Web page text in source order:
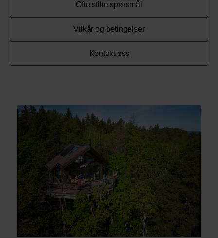
Ofte stilte spørsmål
Vilkår og betingelser
Kontakt oss